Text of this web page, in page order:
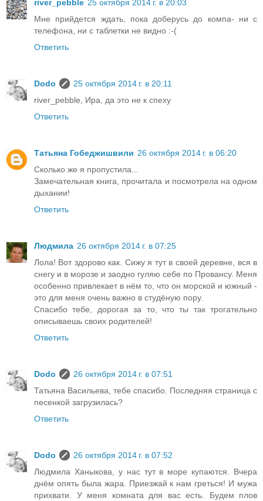
river_pebble 25 октября 2014 г. в 20:03
Мне прийдется ждать, пока доберусь до компа- ни с
телефона, ни с таблетки не видно :-(
Ответить
Dodo
25 октября 2014 г. в 20:11
river_pebble, Ира, да это не к спеху
Ответить
Татьяна Гобеджишвили 26 октября 2014 г. в 06:20
Сколько же я пропустила...
Замечательная книга, прочитала и посмотрела на одном
дыхании!
Ответить
Людмила 26 октября 2014 г. в 07:25
Лола! Вот здорово как. Сижу я тут в своей деревне, вся в
снегу и в морозе и заодно гуляю себе по Провансу. Меня
особенно привлекает в нём то, что он морской и южный -
это для меня очень важно в студёную пору.
Спасибо тебе, дорогая за то, что ты так трогательно
описываешь своих родителей!
Ответить
Dodo
26 октября 2014 г. в 07:51
Татьяна Васильева, тебе спасибо. Последняя страница с
песенкой загрузилась?
Ответить
Dodo
26 октября 2014 г. в 07:52
Людмила Ханыкова, у нас тут в море купаются. Вчера
днём опять была жара. Приезжай к нам греться! И мужа
прихвати. У меня комната для вас есть. Будем плов